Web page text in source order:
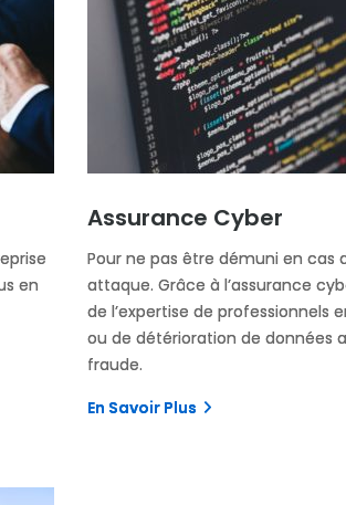
en
Assurance Cyber
Pour ne pas être démuni en cas
attaque. Grâce à l’assurance
de l’expertise de professionnels
ou de détérioration de données
fraude.
En Savoir Plus